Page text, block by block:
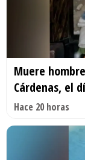
Muere
Cárdenas, el
Hace 20 horas